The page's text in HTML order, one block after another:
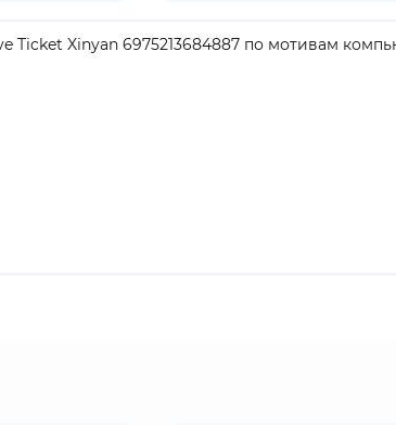
Xinyan 6975213684887 по мотивам
вам нравится рок-н-ролл, то вам